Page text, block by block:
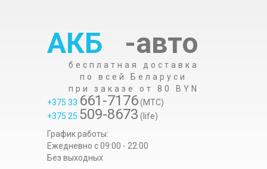
АКБ -авто
бесплатная доставка
по всей Беларуси
при заказе от 80 BYN
+375 33 661-7176(МТС)
+375 25 509-8673 (life)
График работы:
Ежедневно c 09:00 - 22:00
Без выходных